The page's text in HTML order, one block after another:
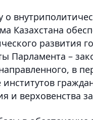
о
Казахстана
развития
Парламента –
в
и верховенства